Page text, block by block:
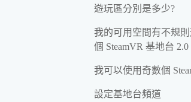
遊玩區分別是多少?
我的可用空間有不規
個 SteamVR 基地台 2.0
我可以使用奇數個
設定基地台頻道